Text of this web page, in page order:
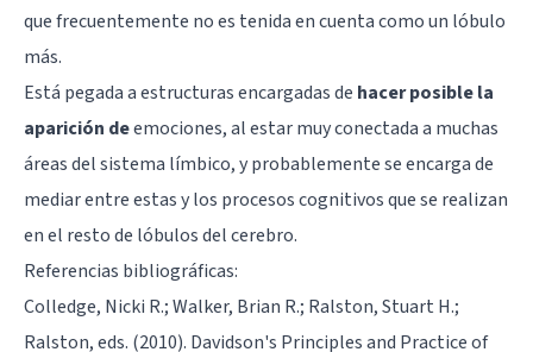
que frecuentemente no es tenida en cuenta como un lóbulo
más.
Está pegada a estructuras encargadas de hacer posible la
aparición deemociones, al estar muy conectada a muchas
áreas delsistema límbico, y probablemente se encarga de
mediar entre estas y los procesos cognitivos que se realizan
en el resto de lóbulos del cerebro.
Referencias bibliográficas:
Colledge, Nicki R.; Walker, Brian R.; Ralston, Stuart H.;
Ralston, eds. (2010). Davidson's Principles and Practice of